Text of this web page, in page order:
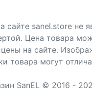
сайте sanel.store не
Цена товара
цены на сайте.
товара могут
SanEL © 2016 -